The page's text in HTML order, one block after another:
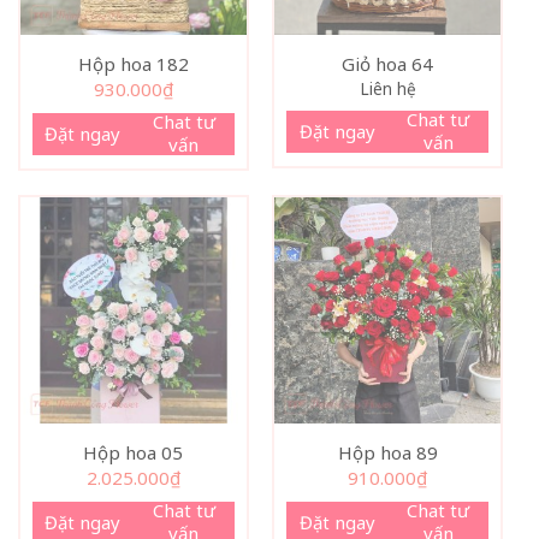
Hộp hoa 182
930.000₫
Đặt ngay
Chat tư
vấn
Giỏ hoa 64
Liên hệ
Đặt ngay
Chat tư
vấn
Hộp hoa 05
2.025.000₫
Đặt ngay
Chat tư
vấn
Hộp hoa 89
910.000₫
Đặt ngay
Chat tư
vấn